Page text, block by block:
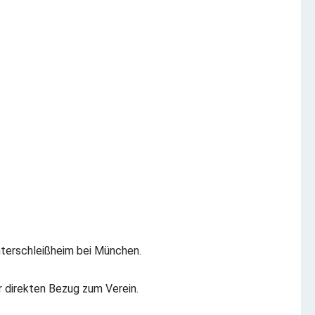
bei München.
Bezug zum Verein.